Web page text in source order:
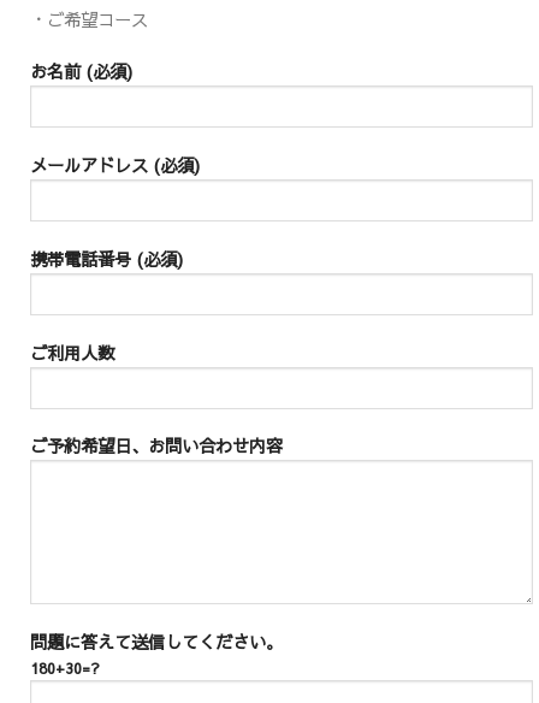
・ご希望コース
お名前 (必須)
メールアドレス (必須)
携帯電話番号 (必須)
ご利用人数
ご予約希望日、お問い合わせ内容
問題に答えて送信してください。
180+30=?